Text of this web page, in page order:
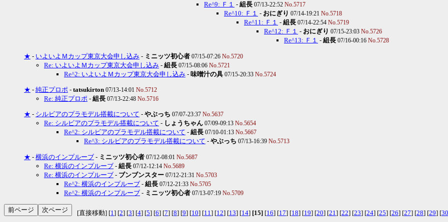
Re^9: Ｆ１ - 組長 07/13-22:52 No.5717
Re^10: Ｆ１ - おにぎり 07/14-19:21 No.5718
Re^11: Ｆ１ - 組長 07/14-22:54 No.5719
Re^12: Ｆ１ - おにぎり 07/15-23:03 No.5726
Re^13: Ｆ１ - 組長 07/16-00:16 No.5728
★ - いよいよＭカップ東京大会申し込み - ミニッツ初心者 07/15-07:26 No.5720
Re: いよいよＭカップ東京大会申し込み - 組長 07/15-08:06 No.5721
Re^2: いよいよＭカップ東京大会申し込み - 味噌汁の具 07/15-20:33 No.5724
★ - 純正プロポ - tatsukirton 07/13-14:01 No.5712
Re: 純正プロポ - 組長 07/13-22:48 No.5716
★ - シルビアのプラモデル搭載について - やぶっち 07/07-23:37 No.5637
Re: シルビアのプラモデル搭載について - しょうちゃん 07/09-09:13 No.5654
Re^2: シルビアのプラモデル搭載について - 組長 07/10-01:13 No.5667
Re^3: シルビアのプラモデル搭載について - やぶっち 07/13-16:39 No.5713
★ - 横浜のインプルーブ - ミニッツ初心者 07/12-08:01 No.5687
Re: 横浜のインプルーブ - 組長 07/12-12:14 No.5689
Re: 横浜のインプルーブ - ブンブンスター 07/12-21:31 No.5703
Re^2: 横浜のインプルーブ - 組長 07/12-21:33 No.5705
Re^2: 横浜のインプルーブ - ミニッツ初心者 07/13-07:19 No.5709
[直接移動] [1 ] [2] [3] [4] [5] [6] [7] [8] [9] [10] [11 ] [12] [13] [14] [15] [16] [17] [18] [19] [20] [21 ] [22] [23] [24] [25] [26] [27] [28] [29] [30